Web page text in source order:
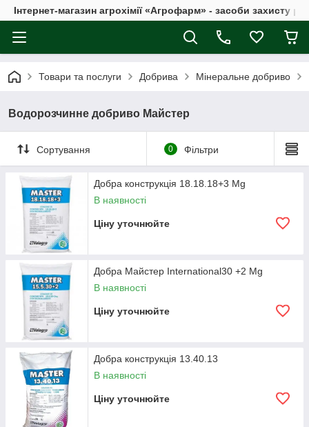
Інтернет-магазин агрохімії «Агрофарм» - засоби захисту
Товари та послуги Добрива Мінеральне добриво
Водорозчинне добриво Майстер
Сортування 0 Фільтри
Добра конструкція 18.18.18+3 Мg
В наявності
Ціну уточнюйте
Добра Майстер International30 +2 Mg
В наявності
Ціну уточнюйте
Добра конструкція 13.40.13
В наявності
Ціну уточнюйте